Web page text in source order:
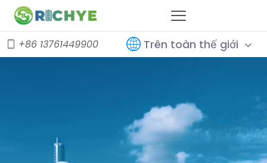
+86 13761449900 Trên toàn thế giới